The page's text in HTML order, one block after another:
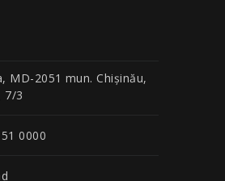
MD-2051 mun. Chişinău,
7/3
0000